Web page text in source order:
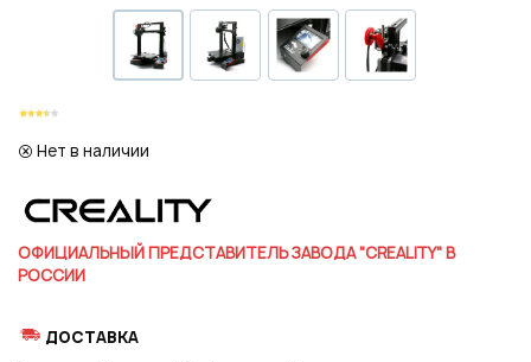
Нет в наличии
ОФИЦИАЛЬНЫЙ ПРЕДСТАВИТЕЛЬ ЗАВОДА "CREALITY" В
РОССИИ
ДОСТАВКА